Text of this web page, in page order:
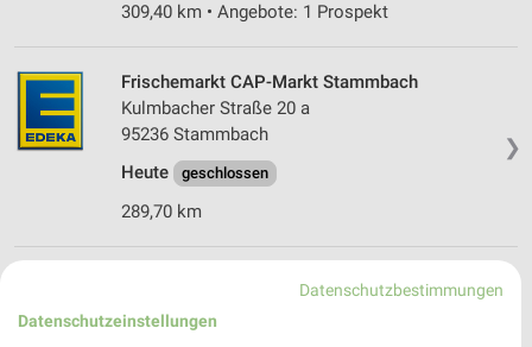
309,40 km • Angebote: 1 Prospekt
❯
Frischemarkt CAP-Markt Stammbach
Kulmbacher Straße 20 a
95236 Stammbach
Heute
geschlossen
289,70 km
95502 Himmelkron
Datenschutzbestimmungen
Datenschutzeinstellungen